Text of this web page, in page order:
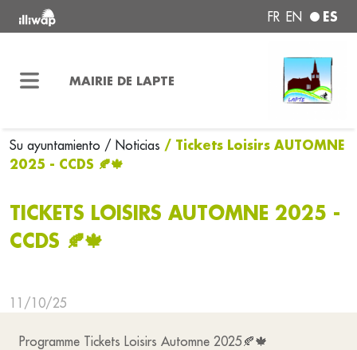
FR EN ES
MAIRIE DE LAPTE
Su ayuntamiento / Noticias / Tickets Loisirs AUTOMNE
2025 - CCDS 🍂🍁
TICKETS LOISIRS AUTOMNE 2025 -
CCDS 🍂🍁
11/10/25
Programme Tickets Loisirs Automne 2025🍂🍁